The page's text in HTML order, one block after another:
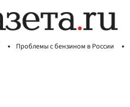
Проблемы с бензином в России